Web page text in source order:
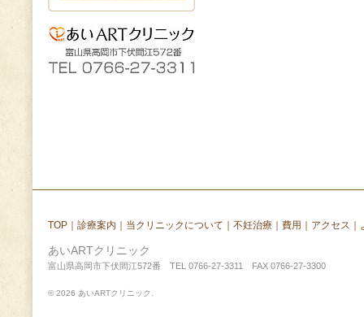
TOP ｜ 診療案内 ｜ 当クリニックについて ｜ 不妊治療 ｜ 費用 ｜ アクセス ｜
あいARTクリニック
富山県高岡市下伏間江572番 TEL 0766-27-3311 FAX 0766-27-3300
© 2026 あいARTクリニック.